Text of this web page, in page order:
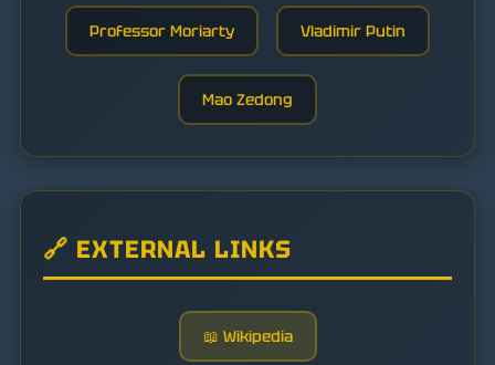
Professor Moriarty Vladimir Putin
Mao Zedong
🔗 EXTERNAL LINKS
📖 Wikipedia